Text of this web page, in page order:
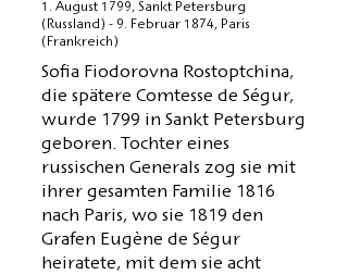
1. August 1799, Sankt Petersburg
(Russland) - 9. Februar 1874, Paris
(Frankreich)
Sofia Fiodorovna Rostoptchina,
die spätere Comtesse de Ségur,
wurde 1799 in Sankt Petersburg
geboren. Tochter eines
russischen Generals zog sie mit
ihrer gesamten Familie 1816
nach Paris, wo sie 1819 den
Grafen Eugène de Ségur
heiratete, mit dem sie acht